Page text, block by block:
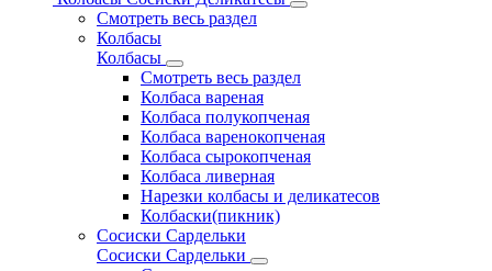
Смотреть весь раздел
Колбасы
Колбасы
Смотреть весь раздел
Колбаса вареная
Колбаса полукопченая
Колбаса варенокопченая
Колбаса сырокопченая
Колбаса ливерная
Нарезки колбасы и деликатесов
Колбаски(пикник)
Сосиски Сардельки
Сосиски Сардельки